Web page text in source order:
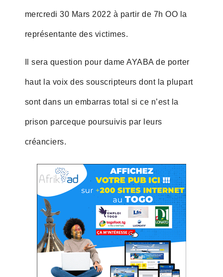
mercredi 30 Mars 2022 à partir de 7h OO la
représentante des victimes.
Il sera question pour dame AYABA de porter
haut la voix des souscripteurs dont la plupart
sont dans un embarras total si ce n’est la
prison parceque poursuivis par leurs
créanciers.